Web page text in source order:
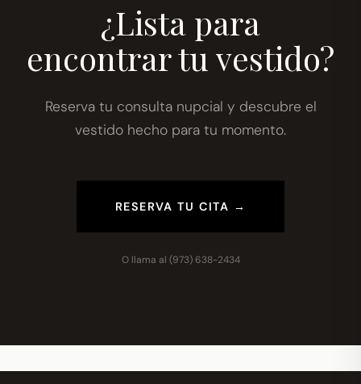
¿Lista para
encontrar tu vestido?
Reserva tu consulta nupcial y descubre el
vestido hecho para tu momento.
RESERVA TU CITA →
O llama al (973) 638-2434